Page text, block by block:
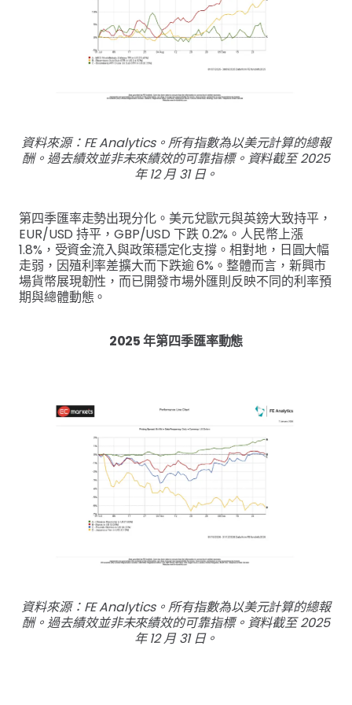
資料來源：FE Analytics。所有指數為以美元計算的總報
酬。過去績效並非未來績效的可靠指標。資料截至 2025
年 12 月 31 日。
第四季匯率走勢出現分化。美元兌歐元與英鎊大致持平，
EUR/USD 持平，GBP/USD 下跌 0.2%。人民幣上漲
1.8%，受資金流入與政策穩定化支撐。相對地，日圓大幅
走弱，因殖利率差擴大而下跌逾 6%。整體而言，新興市
場貨幣展現韌性，而已開發市場外匯則反映不同的利率預
期與總體動態。
2025 年第四季匯率動態
資料來源：FE Analytics。所有指數為以美元計算的總報
酬。過去績效並非未來績效的可靠指標。資料截至 2025
年 12 月 31 日。